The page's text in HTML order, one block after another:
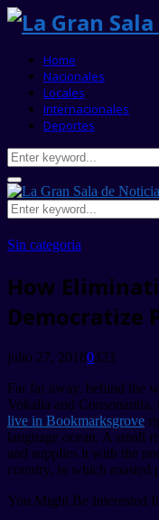
Home
Nacionales
Locales
Internacionales
Deportes
Search
for:
Primary
Menu
Search
for:
Sin categoria
How
Democratize
julio 27, 20180323
Far far away, behind the
Vokalia and
live in Bookmarksgrove
language ocean. A small
and supplies it with the
country, in which roasted
You Might Be Interested